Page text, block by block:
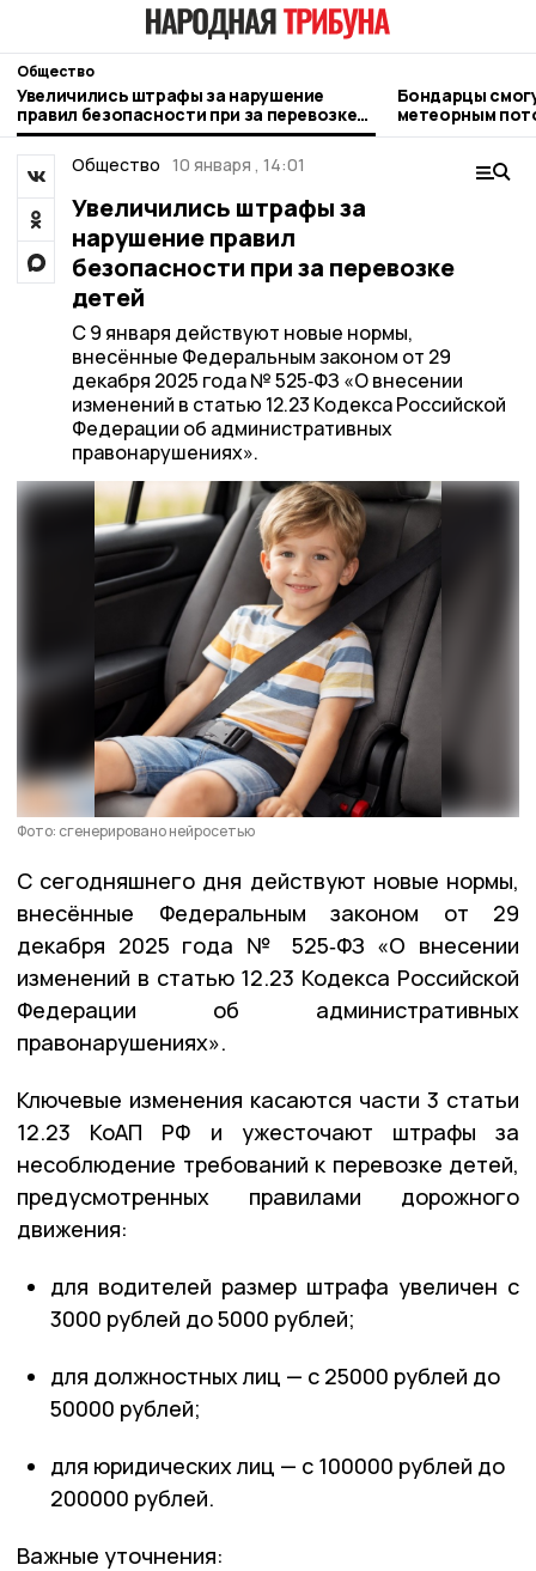
Общество
Увеличились штрафы за нарушение
правил безопасности при за перевозке
детей
Бондарцы
метеорным
Общество 10 января , 14:01
Увеличились штрафы за
нарушение правил
безопасности при за перевозке
детей
С 9 января действуют новые нормы,
внесённые Федеральным законом от 29
декабря 2025 года № 525‑ФЗ «О внесении
изменений в статью 12.23 Кодекса Российской
Федерации об административных
правонарушениях».
Фото: сгенерировано нейросетью
С сегодняшнего дня действуют новые нормы,
внесённые Федеральным законом от 29
декабря 2025 года № 525‑ФЗ «О внесении
изменений в статью 12.23 Кодекса Российской
Федерации об административных
правонарушениях».
Ключевые изменения касаются части 3 статьи
12.23 КоАП РФ и ужесточают штрафы за
несоблюдение требований к перевозке детей,
предусмотренных правилами дорожного
движения:
для водителей размер штрафа увеличен с
3000 рублей до5000 рублей;
для должностных лиц — с 25000 рублей до
50000 рублей;
для юридических лиц — с 100000 рублей до
200000 рублей.
Важные уточнения: